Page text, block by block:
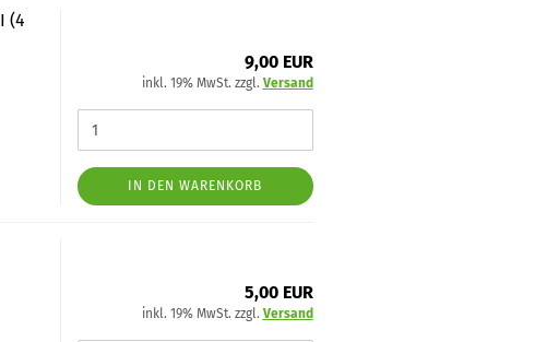
(4
9,00 EUR
inkl. 19% MwSt. zzgl. Versand
IN DEN WARENKORB
5,00 EUR
inkl. 19% MwSt. zzgl. Versand